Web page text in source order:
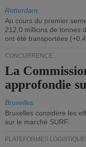
Rotterdam
Au cours du premier
212,0 millions de tonnes
ont été transportées
CONCURRENCE
La
approfondie
Bruxelles
Bruxelles considère les
sur le marché SURF.
PLATEFORMES